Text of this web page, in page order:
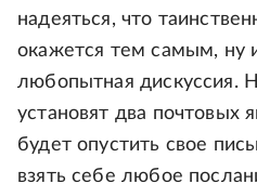
надеяться, что
окажется тем самым, ну
любопытная дискуссия.
установят два
будет опустить свое
взять себе любое